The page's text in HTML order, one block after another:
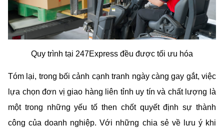
Quy trình tại 247Express đều được tối ưu hóa
Tóm lại, trong bối cảnh cạnh tranh ngày càng gay gắt, việc
lựa chọn đơn vị giao hàng liên tỉnh uy tín và chất lượng là
một trong những yếu tố then chốt quyết định sự thành
công của doanh nghiệp. Với những chia sẻ về lưu ý khi